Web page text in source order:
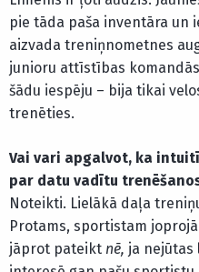
pie tāda paša inventāra un
aizvada treniņnometnes
junioru attīstības
šādu iespēju – bija tikai
trenēties.
Vai vari apgalvot, ka
par datu vadītu
Noteikti. Lielākā daļa
Protams, sportistam
jāprot pateikt nē, ja nejūtas